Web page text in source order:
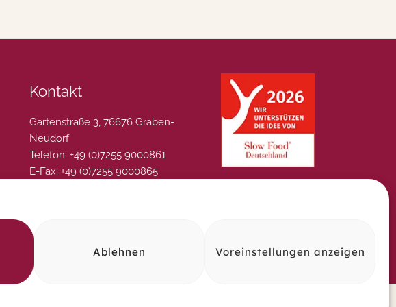
Ablehnen Voreinstellungen anzeigen
Kontakt
Gartenstraße 3, 76676 Graben-
Neudorf
Telefon: +49 (0)7255 9000861
E-Fax: +49 (0)7255 9000865